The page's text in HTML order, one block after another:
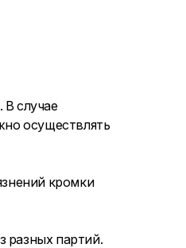
В случае
осуществлять
кромки
разных партий.